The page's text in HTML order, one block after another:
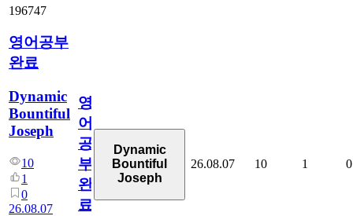
196747
영어공부
완료
Dynamic
Bountiful
Joseph
10
1
0
26.08.07
영
어
공
부
완
료
Dynamic
Bountiful
Joseph
26.08.07 10 1 0